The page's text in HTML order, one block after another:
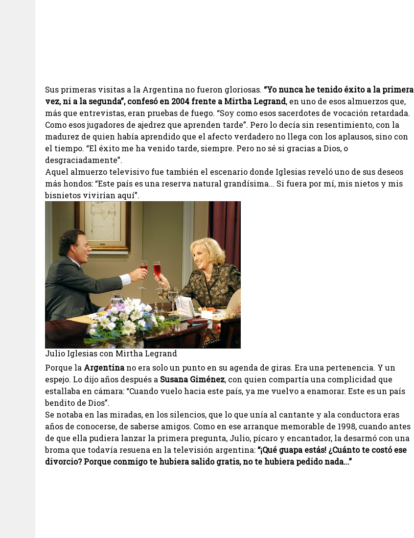
Sus primeras visitas a la Argentina no fueron gloriosas. “Yo nunca he tenido éxito a la primera
vez, ni a la segunda”, confesó en 2004 frente a Mirtha Legrand, en uno de esos almuerzos que,
más que entrevistas, eran pruebas de fuego. “Soy como esos sacerdotes de vocación retardada.
Como esos jugadores de ajedrez que aprenden tarde”. Pero lo decía sin resentimiento, con la
madurez de quien había aprendido que el afecto verdadero no llega con los aplausos, sino con
el tiempo. “El éxito me ha venido tarde, siempre. Pero no sé si gracias a Dios, o
desgraciadamente”.
Aquel almuerzo televisivo fue también el escenario donde Iglesias reveló uno de sus deseos
más hondos: “Este país es una reserva natural grandísima... Si fuera por mí, mis nietos y mis
bisnietos vivirían aquí”.
Julio Iglesias con Mirtha Legrand
Porque la Argentinano era solo un punto en su agenda de giras. Era una pertenencia. Y un
espejo. Lo dijo años después a Susana Giménez, con quien compartía una complicidad que
estallaba en cámara: “Cuando vuelo hacia este país, ya me vuelvo a enamorar. Este es un país
bendito de Dios”.
Se notaba en las miradas, en los silencios, que lo que unía al cantante y ala conductora eras
años de conocerse, de saberse amigos. Como en ese arranque memorable de 1998, cuando antes
de que ella pudiera lanzar la primera pregunta, Julio, pícaro y encantador, la desarmó con una
broma que todavía resuena en la televisión argentina: “¡Qué guapa estás! ¿Cuánto te costó ese
divorcio? Porque conmigo te hubiera salido gratis, no te hubiera pedido nada...”